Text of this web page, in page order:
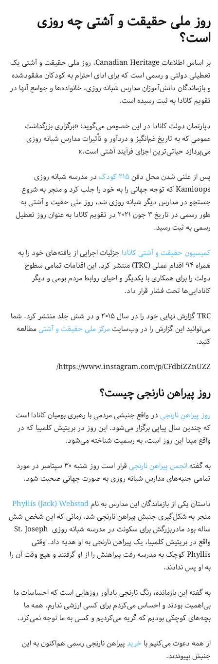
روز ملی حقیقت و آشتی چه روزی
است؟
بر اساس اطلاعات Canadian Heritage، روز ملی حقیقت و آشتی یک
تعطیلی دولتی و رسمی است که برای ادای احترام به کودکان مفقودشده
و بازماندگان دانش‌آموزان مدارس شبانه روزی، خانواده‌ها و جوامع آنها در
تقویم کانادا به ثبت رسیده است.
دپارتمان دولت کانادا در این خصوص می‌گوید: «برگزاری بزرگداشت
عمومی که به تاریخ غم‌انگیز و دردآور و تأثیرات مدارس شبانه روزی
می‌پردازد حیاتی‌ترین اجزای فرآیند آشتی است.»
پس از علنی شدن محل دفن۲۱۵ کودک
در مدرسه شبانه روزی
Kamloops که توجه جهانی را به خود را جلب کرد و منجر به شروع
جستجو در مدارس دیگر شبانه ‌روزی شد، روز ملی حقیت و آشتی به
طور رسمی در تاریخ ۳ جون ۲۰۲۱ در تقویم کانادا به عنوان روز تعطیل
رسمی به ثبت رسید.
کمیسیون حقیقت و آشتی کانادا جزئیات اجرایی از یافته‌های خود را به
همراه ۹۴ اقدام عملی (TRC) منتشر کرد. این اقدامات تمامی سطوح
دولت را برای همکاری با یکدیگر و احیای روابط مردم بومی و دیگر
کانادایی‌ها تحت فشار قرار داد.
TRC گزارش نهایی خود را در سال ۲۰۱۵ و در شش جلد منتشر کرد. شما
می‌توانید این گزارش را در وب‌سایتمرکز ملی حقیقت و آشتیمطالعه
کنید.
https://www.instagram.com/p/CFdbiZZnUZZ/
روز پیراهن نارنجی چیست؟
روز پیراهن نارنجیدر واقع جنبشی مردمی با رهبری بومیان کانادا است
که چندین سال پیاپی برگزار می‌شود. این روز در بریتیش کلمبیا که در
واقع مبدا این روز است، به رسمیت شناخته می‌شود.
به گفتهانجمن پیراهن نارنجی
قرار است روز شنبه ۳۰ سپتامبر در مورد
تمامی جنبه‌های مدارس شبانه‌ روزی به صورت جهانی صحبت شود.
داستان یکی از بازماندگان این مدارس به نامPhyllis (Jack) Webstad
منجر به شکل‌گیری جنبش پیراهن نارنجی شد. زمانی که این شخص شش
ساله بود مادربزرگش برای سکونت در مدرسه شبانه روزی St. Joseph
واقع در بریتیش کلمبیا، یک پیراهن نارنجی به او هدیه داد. وقتی
Phyllis‌ کوچک به مدرسه رفت پیراهنش را از او گرفتند و هیچ وقت آن را
به او پس ندادند.
به گفته این بازمانده، رنگ نارنجی یادآور روزهایی است که احساسات ما
بی‌اهمیت بودند و احساس می‌کردم برای کسی ارزشی ندارم. همه ما
بچه‌های کوچکی بودیم که گریه می‌کردیم و کسی به ما توجه نمی‌کرد.
از همه دعوت می‌کنیم با خریدپیراهن نارنجی رسمی هم‌اکنون به این
جنبش بپیوندند.